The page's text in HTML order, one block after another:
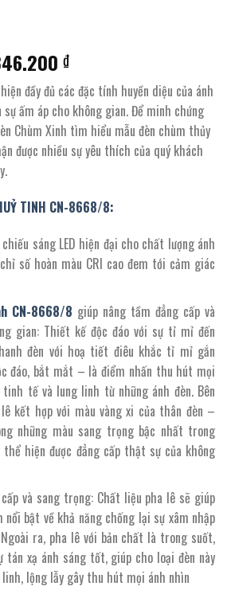
₫.
₫Giá
hiện
tại
là:
3.346.200 ₫.
đầy đủ các đặc tính huyền diệu của ánh
sự ấm áp cho không gian. Để minh chứng
Chùm Xinh tìm hiểu mẫu đèn chùm thủy
được nhiều sự yêu thích của quý khách
TINH CN-8668/8:
sáng LED hiện đại cho chất lượng ánh
số hoàn màu CRI cao đem tới cảm giác
CN-8668/8 giúp nâng tầm đẳng cấp và
gian: Thiết kế độc đáo với sự tỉ mỉ đến
đèn với hoạ tiết điêu khắc tỉ mỉ gắn
đáo, bắt mắt – là điểm nhấn thu hút mọi
tế và lung linh từ những ánh đèn. Bên
kết hợp với màu vàng xi của thân đèn –
những màu sang trọng bậc nhất trong
hiện được đẳng cấp thật sự của không
và sang trọng: Chất liệu pha lê sẽ giúp
nổi bật về khả năng chống lại sự xâm nhập
ra, pha lê với bản chất là trong suốt,
tán xạ ánh sáng tốt, giúp cho loại đèn này
lộng lẫy gây thu hút mọi ánh nhìn